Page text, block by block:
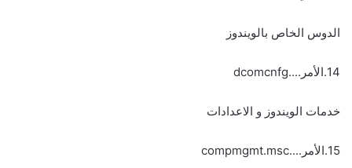
الدوس الخاص بالويندوز
14.الأمر....dcomcnfg
خدمات الويندوز و الاعدادات
15.الأمر....compmgmt.msc